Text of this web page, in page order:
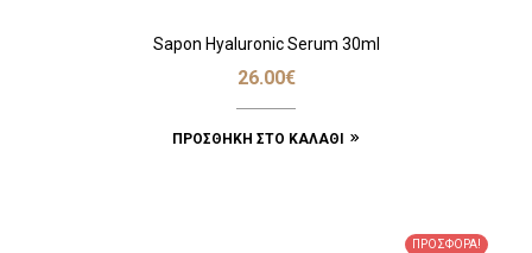
Sapon Hyaluronic Serum 30ml
26.00€
ΠΡΟΣΘΉΚΗ ΣΤΟ ΚΑΛΆΘΙ
ΠΡΟΣΦΟΡΆ!